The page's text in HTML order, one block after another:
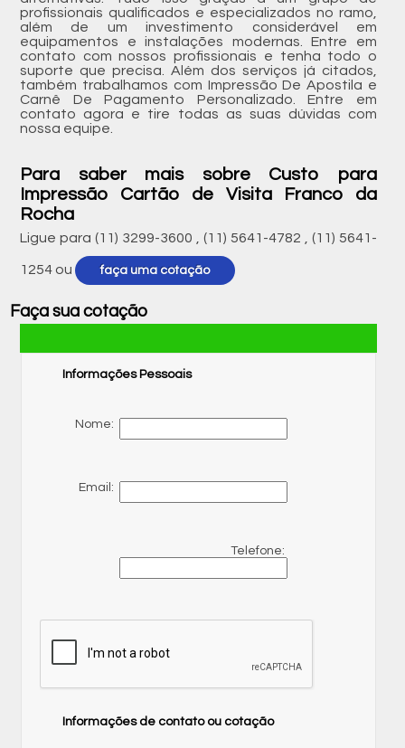
profissionais qualificados e especializados no ramo,
além de um investimento considerável em
equipamentos e instalações modernas. Entre em
contato com nossos profissionais e tenha todo o
suporte que precisa. Além dos serviços já citados,
também trabalhamos com Impressão De Apostila e
Carnê De Pagamento Personalizado. Entre em
contato agora e tire todas as suas dúvidas com
nossa equipe.
Para saber mais sobre Custo para
Impressão Cartão de Visita Franco da
Rocha
Ligue para (11) 3299-3600 ,(11) 5641-4782 ,(11) 5641-
1254 ou faça uma cotação
Faça sua cotação
Informações Pessoais
Nome:
Email:
Telefone:
Informações de contato ou cotação